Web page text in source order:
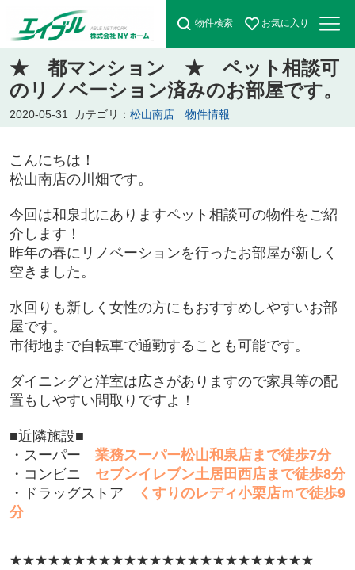
物件検索 お気に入り
★ 都マンション ★ ペット相談可
のリノベーション済みのお部屋です。
2020-05-31 カテゴリ： 松山南店 物件情報
こんにちは！
松山南店の川畑です。
今回は和泉北にありますペット相談可の物件をご紹
介します！
昨年の春にリノベーションを行ったお部屋が新しく
空きました。
水回りも新しく女性の方にもおすすめしやすいお部
屋です。
市街地まで自転車で通勤することも可能です。
ダイニングと洋室は広さがありますので家具等の配
置もしやすい間取りですよ！
■近隣施設■
・スーパー 業務スーパー松山和泉店まで徒歩7分
・コンビニ セブンイレブン土居田西店まで徒歩8分
・ドラッグストア
くすりのレディ小栗店ｍで徒歩9
分
★★★★★★★★★★★★★★★★★★★★★★★★